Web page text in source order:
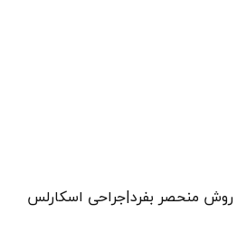
منحصر بفرد|جراحی اسکارلس